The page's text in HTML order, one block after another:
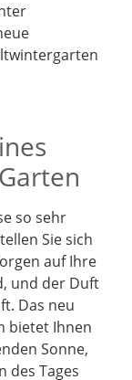
so sehr
Sie sich
auf Ihre
und der Duft
Das neu
bietet Ihnen
Sonne,
des Tages